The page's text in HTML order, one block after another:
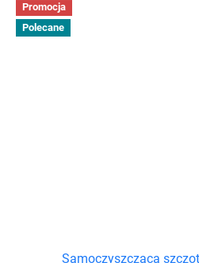
Promocja
Polecane
Samoczyszcząca